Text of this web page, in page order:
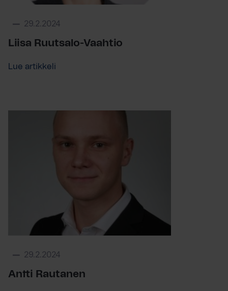
29.2.2024
Liisa Ruutsalo-Vaahtio
Lue artikkeli
29.2.2024
Antti Rautanen